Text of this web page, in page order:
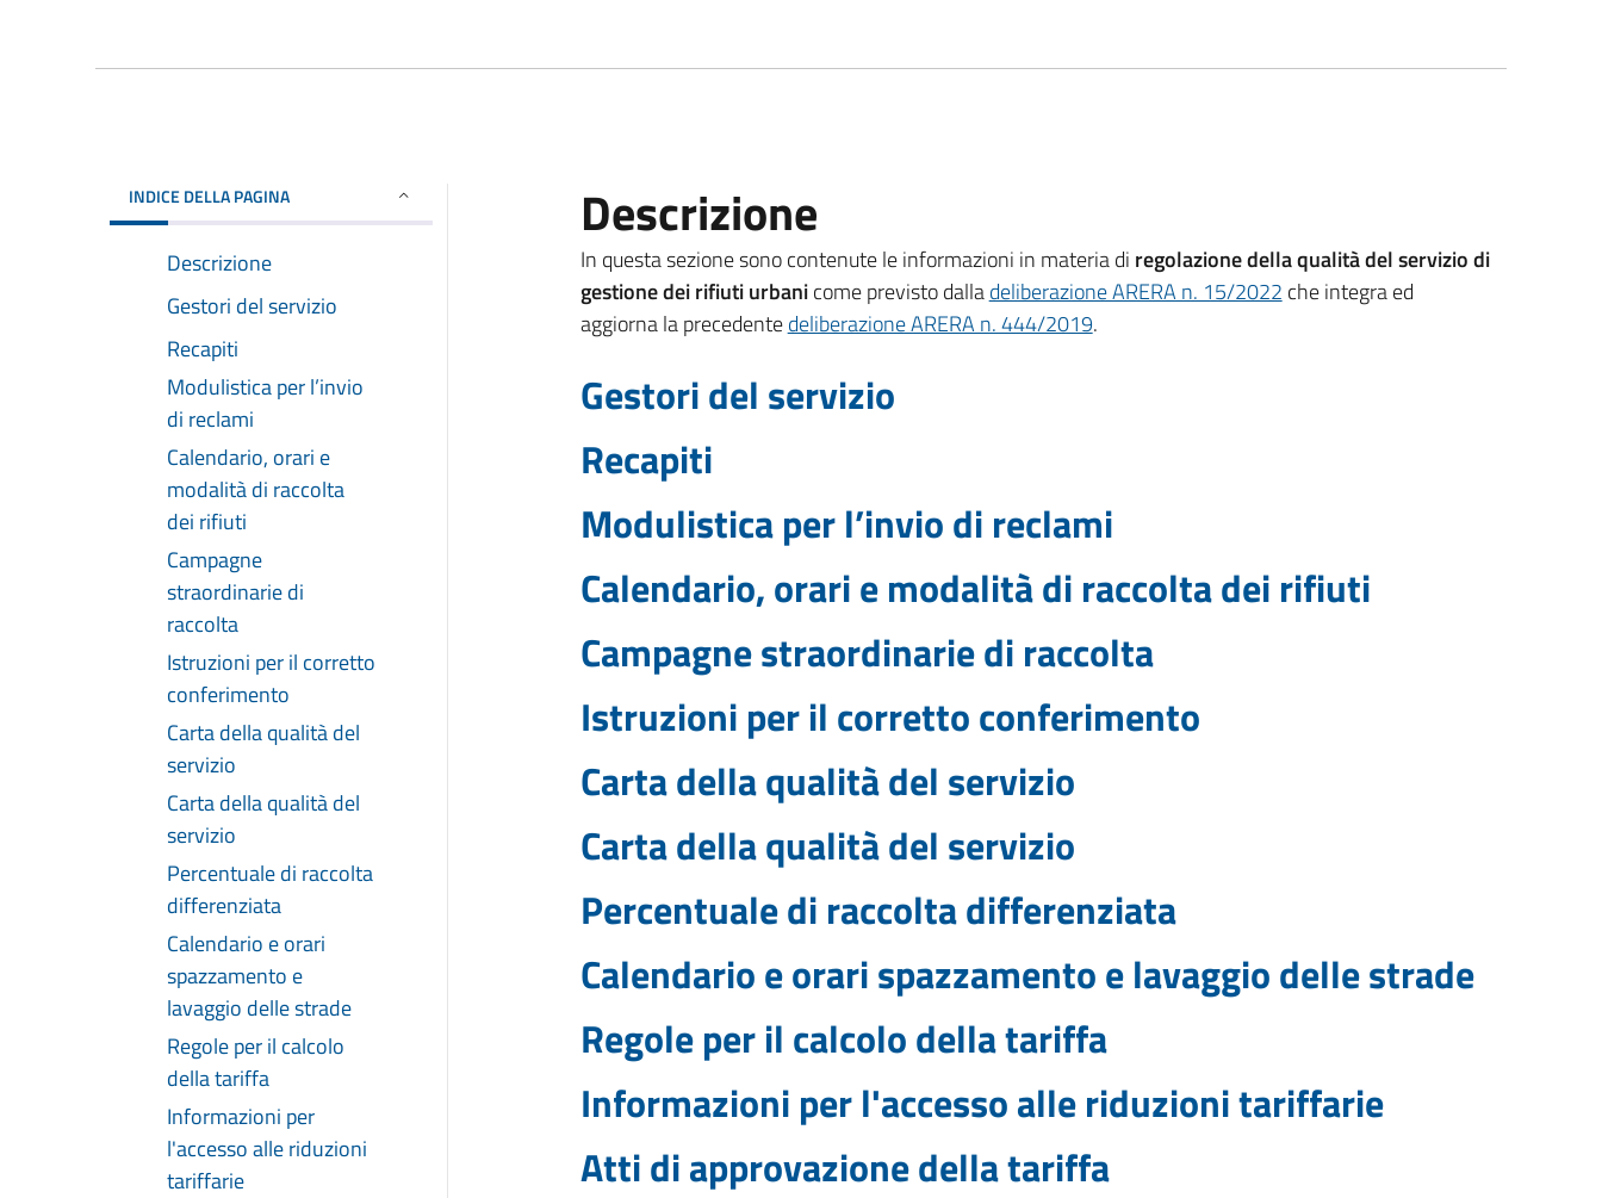
INDICE DELLA PAGINA
Descrizione
Gestori del servizio
Recapiti
Modulistica per l’invio
di reclami
Calendario, orari e
modalità di raccolta
dei rifiuti
Campagne
straordinarie di
raccolta
Istruzioni per il corretto
conferimento
Carta della qualità del
servizio
Carta della qualità del
servizio
Percentuale di raccolta
differenziata
Calendario e orari
spazzamento e
lavaggio delle strade
Regole per il calcolo
della tariffa
Informazioni per
l'accesso alle riduzioni
tariffarie
Descrizione
In questa sezione sono contenute le informazioni in materia di regolazione della qualità del servizio di
gestione dei rifiuti urbanicome previsto dalladeliberazione ARERA n. 15/2022(apre il link in una nuova scheda)
che integra ed
aggiorna la precedentedeliberazione ARERA n. 444/2019(apre il link in una nuova scheda)
.
Gestori del servizio
Recapiti
Modulistica per l’invio di reclami
Calendario, orari e modalità di raccolta dei rifiuti
Campagne straordinarie di raccolta
Istruzioni per il corretto conferimento
Carta della qualità del servizio
Carta della qualità del servizio
Percentuale di raccolta differenziata
Calendario e orari spazzamento e lavaggio delle strade
Regole per il calcolo della tariffa
Informazioni per l'accesso alle riduzioni tariffarie
Atti di approvazione della tariffa